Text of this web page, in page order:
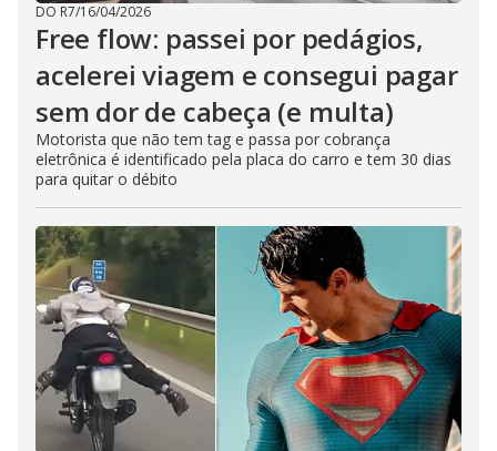
DO R7/16/04/2026
Free flow: passei por pedágios,
acelerei viagem e consegui pagar
sem dor de cabeça (e multa)
Motorista que não tem tag e passa por cobrança
eletrônica é identificado pela placa do carro e tem 30 dias
para quitar o débito